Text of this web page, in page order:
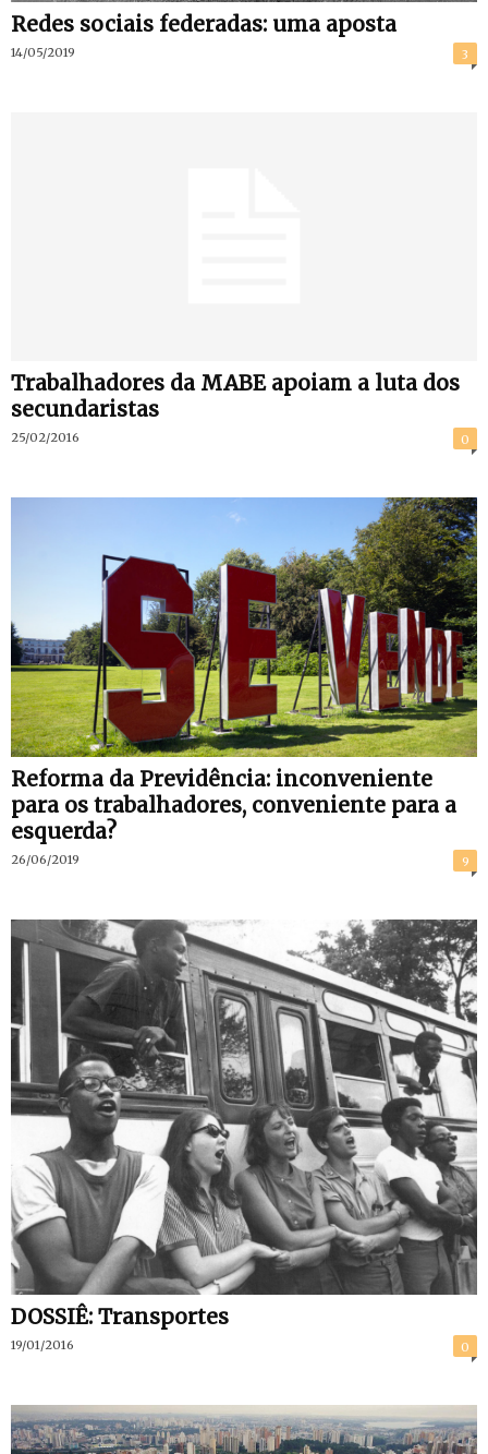
Redes sociais federadas: uma aposta
14/05/2019 3
Trabalhadores da MABE apoiam a luta dos
secundaristas
25/02/2016 0
Reforma da Previdência: inconveniente
para os trabalhadores, conveniente para a
esquerda?
26/06/2019 9
DOSSIÊ: Transportes
19/01/2016 0